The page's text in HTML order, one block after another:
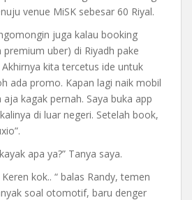
venue MiSK sebesar 60 Riyal.
juga kalau booking
premium uber) di Riyadh pake
kita tercetus ide untuk
ada promo. Kapan lagi naik mobil
kagak pernah. Saya buka app
di luar negeri. Setelah book,
apa ya?” Tanya saya.
kok.. “ balas Randy, temen
soal otomotif, baru denger